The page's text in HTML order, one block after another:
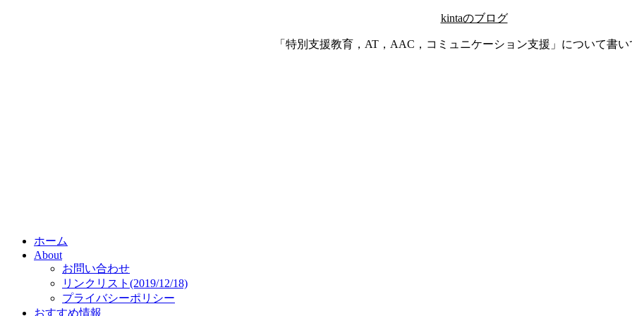
kintaのブログ
「特別支援教育，AT，AAC，コミュニケーション支援」について書
ホーム
About
お問い合わせ
リンクリスト(2019/12/18)
プライバシーポリシー
おすすめ情報